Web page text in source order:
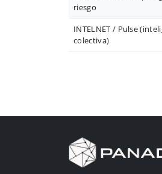
riesgo
INTELNET / Pulse
colectiva)